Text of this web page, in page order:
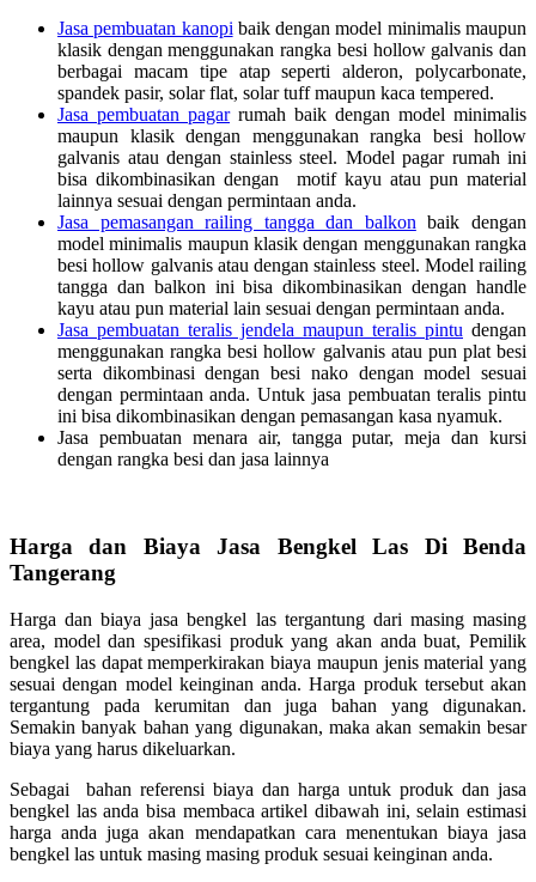
Jasa pembuatan kanopi baik dengan model minimalis maupun
klasik dengan menggunakan rangka besi hollow galvanis dan
berbagai macam tipe atap seperti alderon, polycarbonate,
spandek pasir, solar flat, solar tuff maupun kaca tempered.
Jasa pembuatan pagarrumah baik dengan model minimalis
maupun klasik dengan menggunakan rangka besi hollow
galvanis atau dengan stainless steel. Model pagar rumah ini
bisa dikombinasikan dengan motif kayu atau pun material
lainnya sesuai dengan permintaan anda.
Jasa pemasangan railing tangga dan balkon baik dengan
model minimalis maupun klasik dengan menggunakan rangka
besi hollow galvanis atau dengan stainless steel. Model railing
tangga dan balkon ini bisa dikombinasikan dengan handle
kayu atau pun material lain sesuai dengan permintaan anda.
Jasa pembuatan teralis jendela maupun teralis pintu dengan
menggunakan rangka besi hollow galvanis atau pun plat besi
serta dikombinasi dengan besi nako dengan model sesuai
dengan permintaan anda. Untuk jasa pembuatan teralis pintu
ini bisa dikombinasikan dengan pemasangan kasa nyamuk.
Jasa pembuatan menara air, tangga putar, meja dan kursi
dengan rangka besi dan jasa lainnya
Harga dan Biaya Jasa Bengkel Las Di Benda
Tangerang
Harga dan biaya jasa bengkel las tergantung dari masing masing
area, model dan spesifikasi produk yang akan anda buat, Pemilik
bengkel las dapat memperkirakan biaya maupun jenis material yang
sesuai dengan model keinginan anda. Harga produk tersebut akan
tergantung pada kerumitan dan juga bahan yang digunakan.
Semakin banyak bahan yang digunakan, maka akan semakin besar
biaya yang harus dikeluarkan.
Sebagai bahan referensi biaya dan harga untuk produk dan jasa
bengkel las anda bisa membaca artikel dibawah ini, selain estimasi
harga anda juga akan mendapatkan cara menentukan biaya jasa
bengkel las untuk masing masing produk sesuai keinginan anda.